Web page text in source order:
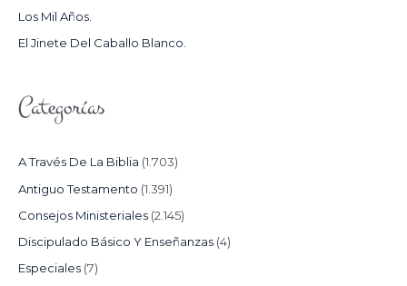
:Los Mil Años.
El Jinete Del Caballo Blanco.
Categorías
A Través De La Biblia (1.703)
Antiguo Testamento (1.391)
Consejos Ministeriales (2.145)
Discipulado Básico Y Enseñanzas (4)
Especiales (7)